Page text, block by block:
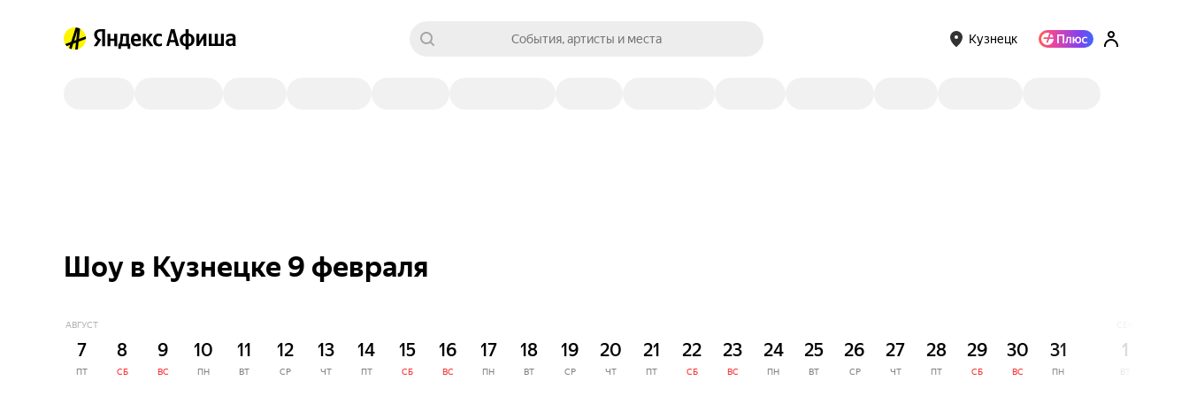
События, артисты и места Кузнецк
Шоу в Кузнецке 9 февраля
АВГУСТ
7
ПТ
8
СБ
9
ВС
10
ПН
11
ВТ
12
СР
13
ЧТ
14
ПТ
15
СБ
16
ВС
17
ПН
18
ВТ
19
СР
20
ЧТ
21
ПТ
22
СБ
23
ВС
24
ПН
25
ВТ
26
СР
27
ЧТ
28
ПТ
29
СБ
30
ВС
31
ПН
1
ВТ